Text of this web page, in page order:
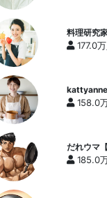
料理研究
レシピ /
177.0万
158.0
だれウマ
185.0